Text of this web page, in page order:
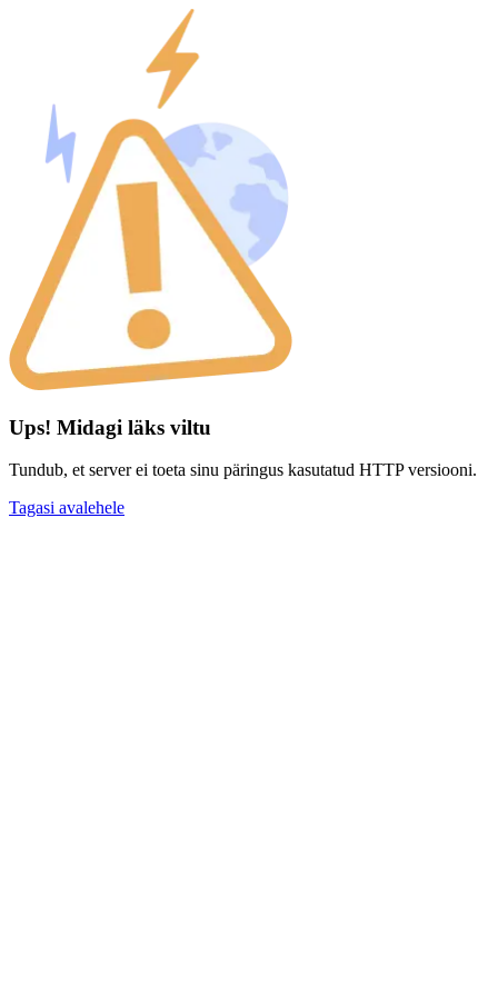
Ups! Midagi läks viltu
Tundub, et server ei toeta sinu päringus kasutatud HTTP versiooni.
Tagasi avalehele